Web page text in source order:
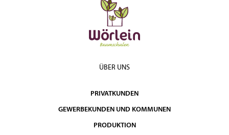
ÜBER UNS
PRIVATKUNDEN
GEWERBEKUNDEN UND KOMMUNEN
PRODUKTION